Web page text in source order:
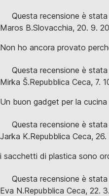
Questa recensione è
Maros B.Slovacchia, 20. 9.
Non ho ancora provato
Questa recensione è
Mirka Š.Repubblica Ceca, 7.
Un buon gadget per la cucina
Questa recensione è
Jarka K.Repubblica Ceca, 26.
i sacchetti di plastica sono
Questa recensione è
Eva N.Repubblica Ceca, 22.